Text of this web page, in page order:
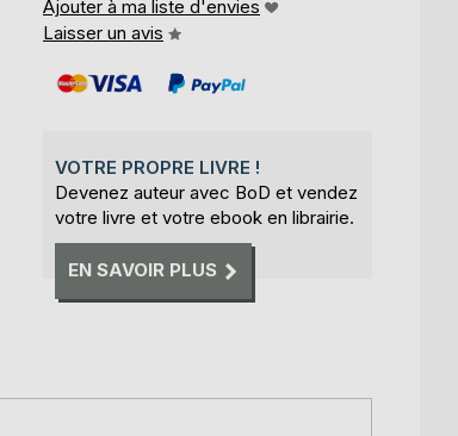
Ajouter à ma liste d'envies
Laisser un avis
VOTRE PROPRE LIVRE !
Devenez auteur avec BoD et vendez
votre livre et votre ebook en librairie.
EN SAVOIR PLUS